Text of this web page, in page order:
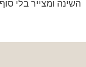
השינה ומצייר בלי